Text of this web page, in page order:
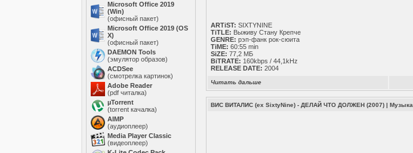
Microsoft Office 2019
(Win)
(офисный пакет)
Microsoft Office 2019 (OS
X)
(офисный пакет)
DAEMON Tools
(эмулятор образов)
ACDSee
(смотрелка картинок)
Adobe Reader
(pdf читалка)
µTorrent
(torrent качалка)
AIMP
(аудиоплеер)
Media Player Classic
(видеоплеер)
ARTiST: SIXTYNINE
TiTLE: Выживу Стану Крепче
GENRE: рэп-фанк рок-сюита
TiME: 60:55 min
SiZE: 77,2 МБ
BiTRATE: 160kbps / 44,1kHz
RELEASE DATE: 2004
Читать дальше
ВИС ВИТАЛИС (ex SixtyNine) - ДЕЛАЙ ЧТО ДОЛЖЕН (2007) |Музыка